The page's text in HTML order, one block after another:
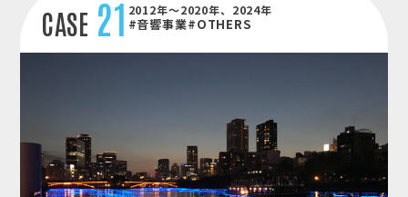
CASE 21 2012年～2020年、2024年
#音響事業#OTHERS